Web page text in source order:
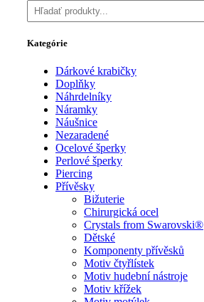
Kategórie
Dárkové krabičky
Doplňky
Náhrdelníky
Náramky
Náušnice
Nezaradené
Ocelové šperky
Perlové šperky
Piercing
Přívěsky
Bižuterie
Chirurgická ocel
Crystals from Swarovski®
Dětské
Komponenty přívěsků
Motiv čtyřlístek
Motiv hudební nástroje
Motiv křížek